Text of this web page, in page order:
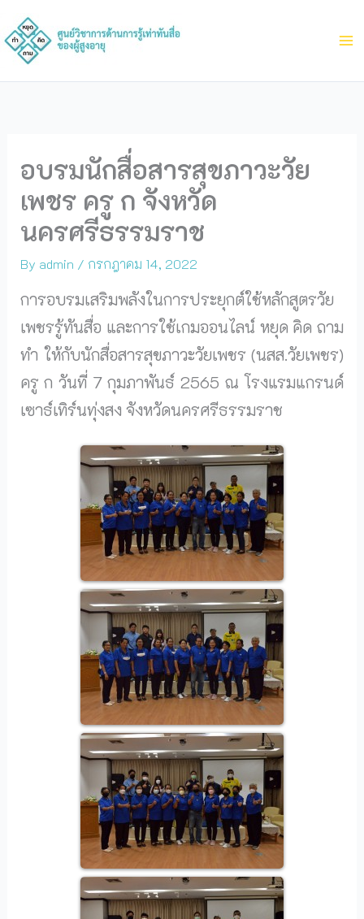
to
content
อบรมนักสื่อสารสุขภาวะวัย
เพชร ครู ก จังหวัด
นครศรีธรรมราช
By admin / กรกฎาคม 14, 2022
การอบรมเสริมพลังในการประยุกต์ใช้หลักสูตรวัย
เพชรรู้ทันสื่อ และการใช้เกมออนไลน์ หยุด คิด ถาม
ทำ ให้กับนักสื่อสารสุขภาวะวัยเพชร (นสส.วัยเพชร)
ครู ก วันที่ 7 กุมภาพันธ์ 2565 ณ โรงแรมแกรนด์
เซาธ์เทิร์นทุ่งสง จังหวัดนครศรีธรรมราช